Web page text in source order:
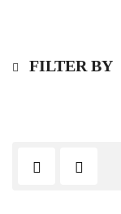
FILTER BY